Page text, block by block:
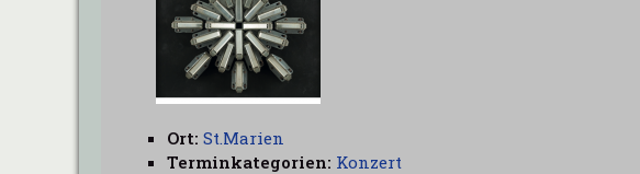
Ort: St.Marien
Terminkategorien: Konzert